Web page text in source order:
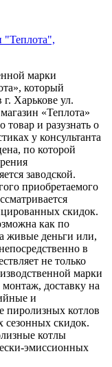
"Теплота",
марки
который
г. Харькове ул.
«Теплота»
и разузнать о
у консультанта
по которой
заводской.
приобретаемого
скидок.
как по
живые деньги или,
в
не только
марки
доставку на
и
пиролизных котлов
сезонных скидок.
котлы
эмиссионных